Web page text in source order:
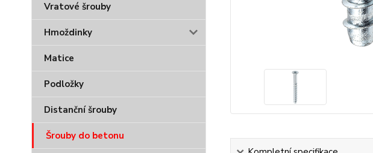
Vratové šrouby
Hmoždinky
Matice
Podložky
Distanční šrouby
Šrouby do betonu